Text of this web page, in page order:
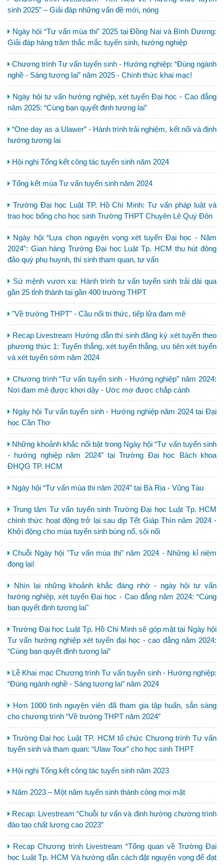
sinh 2025” – Giải đáp những vấn đề mới, nóng
Ngày hội “Tư vấn mùa thi” 2025 tại Đồng Nai và Bình Dương:
Giải đáp hàng trăm thắc mắc tuyển sinh, hướng nghiệp
Chương trình Tư vấn tuyển sinh - Hướng nghiệp: “Đúng ngành
nghề - Sáng tương lai” năm 2025 - Chính thức khai mạc!
Ngày hội tư vấn hướng nghiệp, xét tuyển Đại học - Cao đẳng
năm 2025: “Cùng bạn quyết định tương lai”
“One day as a Ulawer” - Hành trình trải nghiệm, kết nối và định
hướng tương lai
Hội nghị Tổng kết công tác tuyển sinh năm 2024
Tổng kết mùa Tư vấn tuyển sinh năm 2024
Trường Đại học Luật TP. Hồ Chí Minh: Tư vấn pháp luật và
trao học bổng cho học sinh Trường THPT Chuyên Lê Quý Đôn
Ngày hội “Lựa chọn nguyện vọng xét tuyển Đại học - Năm
2024”: Gian hàng Trường Đại học Luật Tp. HCM thu hút đông
đảo quý phụ huynh, thí sinh tham quan, tư vấn
Sứ mệnh vươn xa: Hành trình tư vấn tuyển sinh trải dài qua
gần 25 tỉnh thành tại gần 400 trường THPT
"Về trường THPT" - Cầu nối tri thức, tiếp lửa đam mê
Recap Livestream Hướng dẫn thí sinh đăng ký xét tuyển theo
phương thức 1: Tuyển thẳng, xét tuyển thẳng, ưu tiên xét tuyển
và xét tuyển sớm năm 2024
Chương trình “Tư vấn tuyển sinh - Hướng nghiệp” năm 2024:
Nơi đam mê được khơi dậy - Uớc mơ được chắp cánh
Ngày hội Tư vấn tuyển sinh - Hướng nghiệp năm 2024 tại Đại
học Cần Thơ
Những khoảnh khắc nổi bật trong Ngày hội “Tư vấn tuyển sinh
- hướng nghiệp năm 2024” tại Trường Đại học Bách khoa
ĐHQG TP. HCM
Ngày hội “Tư vấn mùa thi năm 2024” tại Bà Rịa - Vũng Tàu
Trung tâm Tư vấn tuyển sinh Trường Đại học Luật Tp. HCM
chính thức hoạt động trở lại sau dịp Tết Giáp Thìn năm 2024 -
Khởi động cho mùa tuyển sinh bùng nổ, sôi nổi
Chuỗi Ngày hội "Tư vấn mùa thi" năm 2024 - Những kỉ niệm
đọng lại!
Nhìn lại những khoảnh khắc đáng nhớ - ngày hội tư vấn
hướng nghiệp, xét tuyển Đại học - Cao đẳng năm 2024: “Cùng
bạn quyết định tương lai"
Trường Đại học Luật Tp. Hồ Chí Minh sẽ góp mặt tại Ngày hội
Tư vấn hướng nghiệp xét tuyển đại học - cao đẳng năm 2024:
“Cùng bạn quyết định tương lai”
Lễ Khai mạc Chương trình Tư vấn tuyển sinh - Hướng nghiệp:
“Đúng ngành nghề - Sáng tương lai” năm 2024
Hơn 1000 tình nguyện viên đã tham gia tập huấn, sẵn sàng
cho chương trình “Về trường THPT năm 2024”
Trường Đại học Luật TP. HCM tổ chức Chương trình Tư vấn
tuyển sinh và tham quan: “Ulaw Tour” cho học sinh THPT
Hội nghị Tổng kết công tác tuyển sinh năm 2023
Năm 2023 – Một năm tuyển sinh thành công mọi mặt
Recap: Livestream “Chuỗi tư vấn và định hướng chương trình
đào tạo chất lượng cao 2023”
Recap Chương trình Livestream “Tổng quan về Trường Đại
học Luật Tp. HCM Và hướng dẫn cách đặt nguyện vọng để đạt